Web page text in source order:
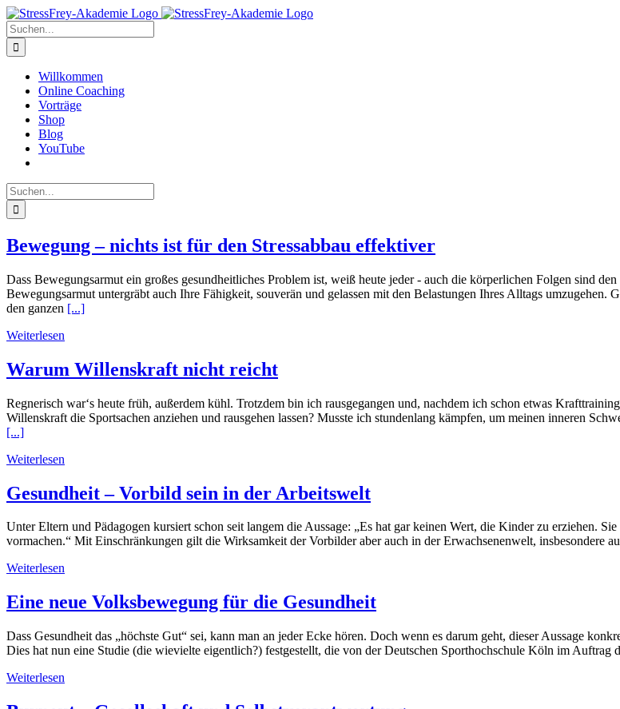
Zum
Inhalt
springen
Suche
nach:
Willkommen
Online Coaching
Vorträge
Shop
Blog
YouTube
Suche
nach:
Bewegung – nichts ist für den Stressabbau effektiver
Dass Bewegungsarmut ein großes gesundheitliches Problem ist, weiß heute jeder - auch die körperlichen Folgen sind
Bewegungsarmut untergräbt auch Ihre Fähigkeit, souverän und gelassen mit den Belastungen Ihres Alltags umzugehen.
den ganzen [...]
Weiterlesen
Warum Willenskraft nicht reicht
Regnerisch war‘s heute früh, außerdem kühl. Trotzdem bin ich rausgegangen und, nachdem ich schon etwas
Willenskraft die Sportsachen anziehen und rausgehen lassen? Musste ich stundenlang kämpfen, um meinen inneren
[...]
Weiterlesen
Gesundheit – Vorbild sein in der Arbeitswelt
Unter Eltern und Pädagogen kursiert schon seit langem die Aussage: „Es hat gar keinen Wert, die Kinder zu erziehen.
vormachen.“ Mit Einschränkungen gilt die Wirksamkeit der Vorbilder aber auch in der Erwachsenenwelt, insbesondere
Weiterlesen
Eine neue Volksbewegung für die Gesundheit
Dass Gesundheit das „höchste Gut“ sei, kann man an jeder Ecke hören. Doch wenn es darum geht, dieser Aussage
Dies hat nun eine Studie (die wievielte eigentlich?) festgestellt, die von der Deutschen Sporthochschule Köln im Auftrag
Weiterlesen